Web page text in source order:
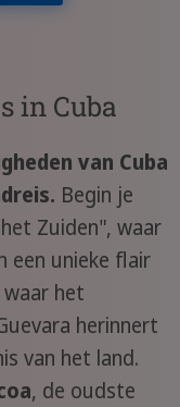
in Cuba
van Cuba
Begin je
Zuiden", waar
een unieke flair
waar het
herinnert
van het land.
, de oudste